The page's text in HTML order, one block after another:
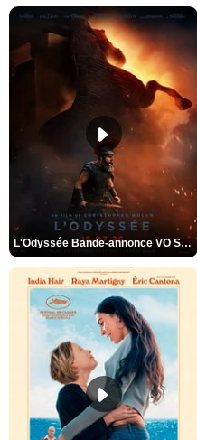
L'Odyssée Bande-annonce VO STFR